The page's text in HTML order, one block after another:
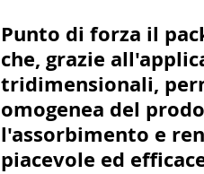
Punto di forza il
che, grazie
tridimensionali,
omogenea del
l'assorbimento e
piacevole ed